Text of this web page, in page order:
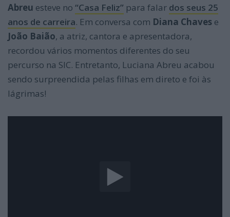
Abreu esteve no “Casa Feliz” para falar dos seus 25
anos de carreira. Em conversa com Diana Chaves e
João Baião, a atriz, cantora e apresentadora,
recordou vários momentos diferentes do seu
percurso na SIC. Entretanto, Luciana Abreu acabou
sendo surpreendida pelas filhas em direto e foi às
lágrimas!